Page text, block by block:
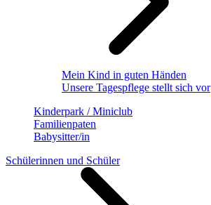
Mein Kind in guten Händen
Unsere Tagespflege stellt sich vor
Kinderpark / Miniclub
Familienpaten
Babysitter/in
Schülerinnen und Schüler